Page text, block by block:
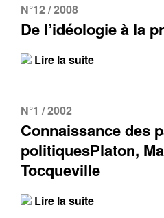
N°12 / 2008
De l’idéologie à la
Lire la suite
N°1 / 2002
Connaissance des
politiquesPlaton,
Tocqueville
Lire la suite